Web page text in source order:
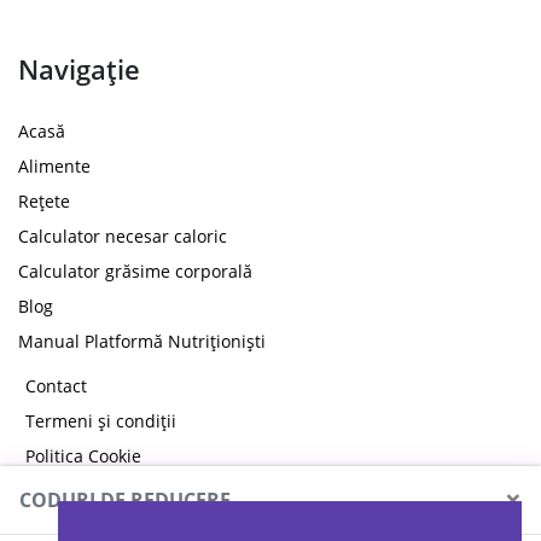
Navigație
Acasă
Alimente
Rețete
Calculator necesar caloric
Calculator grăsime corporală
Blog
Manual Platformă Nutriționiști
Contact
Termeni și condiții
Politica Cookie
Politica de confidențialitate
CODURI DE REDUCERE ×